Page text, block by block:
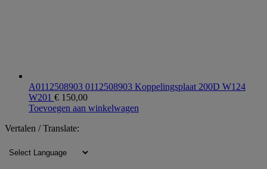
A0112508903 0112508903 Koppelingsplaat 200D W124
W201 € 150,00
Toevoegen aan winkelwagen
Vertalen / Translate: